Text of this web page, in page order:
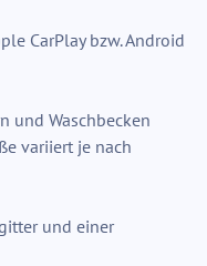
CarPlay bzw. Android
und Waschbecken
variiert je nach
und einer